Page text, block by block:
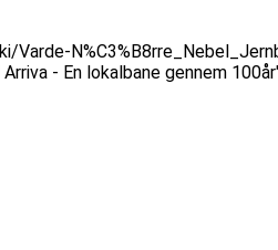
Varde-
- En lokalbane gennem